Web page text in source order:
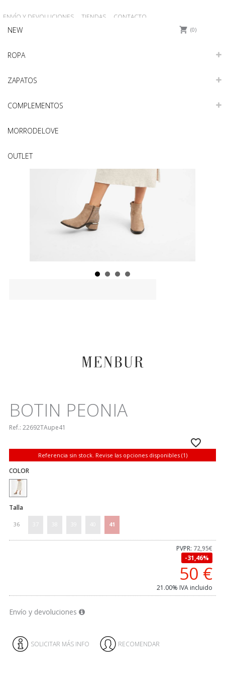
0
ENVÍO Y DEVOLUCIONES TIENDAS CONTACTO
NEW
ROPA
ZAPATOS
COMPLEMENTOS
MORRODELOVE
OUTLET
BOTIN PEONIA
Ref.: 22692TAupe41
Referencia sin stock. Revise las opciones disponibles (1)
COLOR
Talla
36 40 41
PVPR: 72,95€
31,46%
50 €
21.00% IVA incluido
Envío y devoluciones
SOLICITAR MÁS INFO RECOMENDAR